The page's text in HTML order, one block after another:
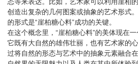
创造出复杂的几何图案或抽象的艺术形式
的形式是“崖柏糖心料”成功的关键。
在这个概念里，“崖柏糖心料”的美体现在
它既有大自然的雄伟壮丽，也有艺术家的
过将自然的形态与艺术中的抽象元素融合